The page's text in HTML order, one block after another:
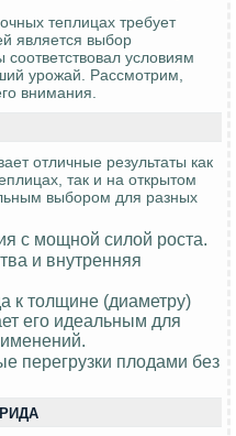
теплицах требует
является выбор
условиям
урожай. Рассмотрим,
внимания.
отличные результаты как
так и на открытом
выбором для разных
с мощной силой роста.
и внутренняя
к толщине (диаметру)
его идеальным для
перегрузки плодами без